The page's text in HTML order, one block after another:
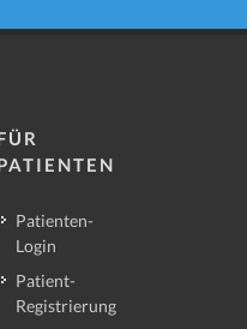
Patienten-
Login
Patient-
Registrierung